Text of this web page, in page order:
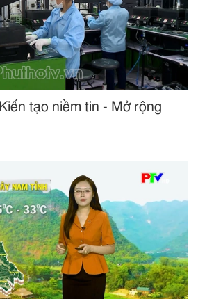
Kiến tạo niềm tin - Mở rộng